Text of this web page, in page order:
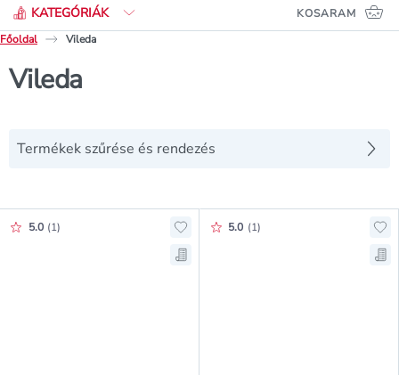
KATEGÓRIÁK
KOSARAM
Főoldal
Vileda
Vileda
Termékek szűrése és rendezés
Értékelés pontszáma:
5.0 (1)
Hozzáadás a kedvencekhez,
Mentés a bevásárló listára,
Értékelés pontszáma:
5.0 (1)